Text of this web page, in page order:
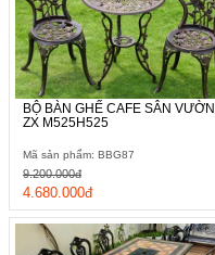
BỘ BÀN GHẾ CAFE SÂN VƯỜN
ZX M525H525
Mã sản phẩm: BBG87
4.680.000đ
9.200.000đ